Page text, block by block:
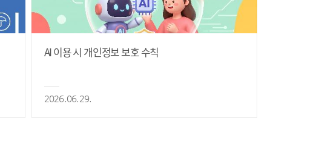
AI 이용 시 개인정보 보호 수칙
2026.06.29.